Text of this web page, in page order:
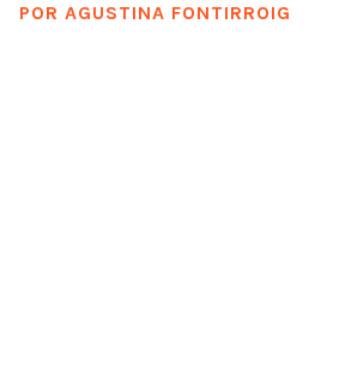
POR AGUSTINA FONTIRROIG